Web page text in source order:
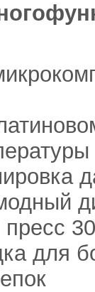
пресс
для